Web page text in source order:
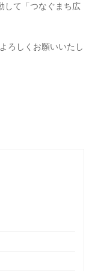
して「つなぐまち広
ろしくお願いいたし